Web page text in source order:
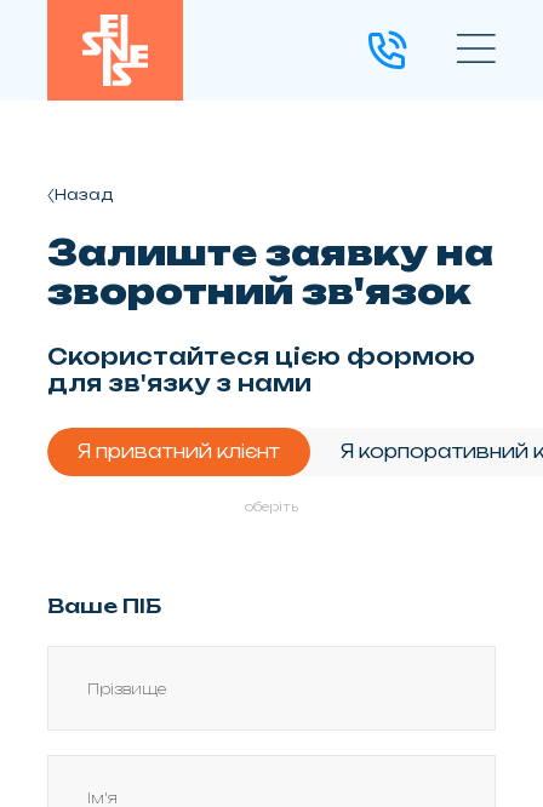
Назад
Залиште заявку на
зворотний зв'язок
Скористайтеся цією формою
для зв'язку з нами
Я приватний клієнт Я корпоративний
оберіть
Ваше ПІБ